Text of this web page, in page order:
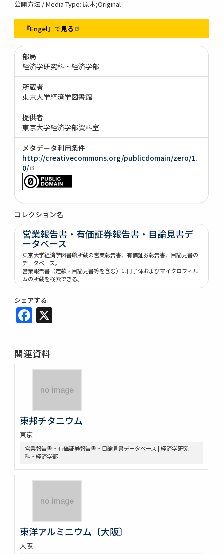
公開方法 / Media Type: 原本;Original
『Engel』で見る
部局
経済学研究科・経済学部
所蔵者
東京大学経済学図書館
提供者
東京大学経済学部資料室
メタデータ利用条件
http://creativecommons.org/publicdomain/zero/1.
0/
コレクション名
営業報告書・有価証券報告書・目論見書デ
ータベース
東京大学経済学図書館所蔵の営業報告書、有価証券報告書、目論見書の
データベース。
営業報告書（定款・目論見書等を含む）は冊子体およびマイクロフィル
ムの所蔵を検索できる。
シェアする
Facebook
関連資料
東邦チタニウム
東京
営業報告書・有価証券報告書・目論見書データベース | 経済学研究
科・経済学部
東洋アルミニウム〔大阪〕
大阪